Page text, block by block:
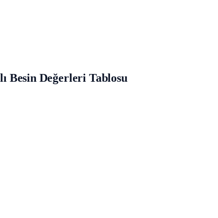
Besin Değerleri Tablosu